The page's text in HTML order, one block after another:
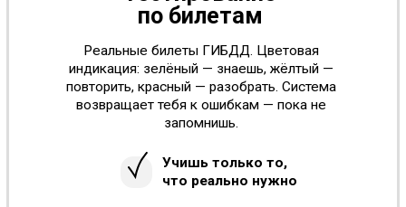
3 часа ночи тоже
работает